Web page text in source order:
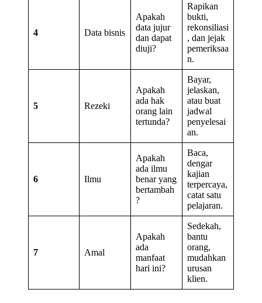
4 Data bisnis
Apakah
data jujur
dan dapat
diuji?
Rapikan
bukti,
rekonsiliasi
, dan jejak
pemeriksaa
n.
5 Rezeki
Apakah
ada hak
orang lain
tertunda?
Bayar,
jelaskan,
atau buat
jadwal
penyelesai
an.
6 Ilmu
Apakah
ada ilmu
benar yang
bertambah
?
Baca,
dengar
kajian
terpercaya,
catat satu
pelajaran.
7 Amal
Apakah
ada
manfaat
hari ini?
Sedekah,
bantu
orang,
mudahkan
urusan
klien.